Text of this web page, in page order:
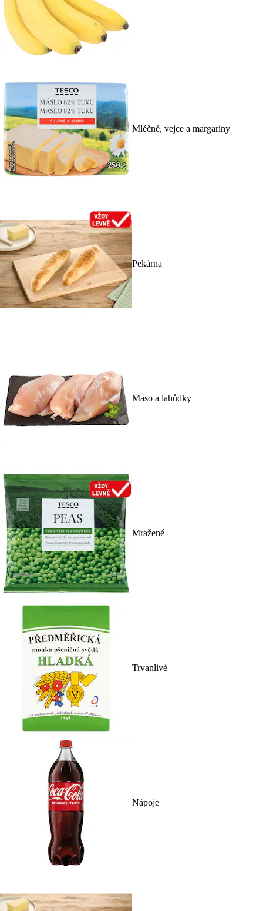
Mléčné, vejce a margaríny
Pekárna
Maso a lahůdky
Mražené
Trvanlivé
Nápoje